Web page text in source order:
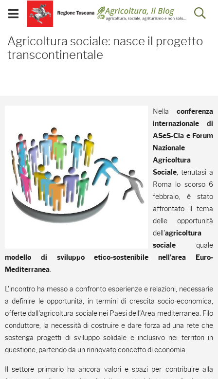
Skip to Main Content
Visualizza/chiudi
menu
mobile
Agricoltura sociale:
Agricoltura sociale: nasce il progetto
transcontinentale
Nella conferenza
internazionale di
ASeS-Cia e Forum
Nazionale
Agricoltura
Sociale, tenutasi a
Roma lo scorso 6
febbraio, è stato
affrontato il tema
delle opportunità
dell'agricoltura
sociale quale
modello di sviluppo etico-sostenibile nell'area Euro-
Mediterranea.
L'incontro ha messo a confronto esperienze e relazioni, necessarie
a definire le opportunità, in termini di crescita socio-economica,
offerte dall'agricoltura sociale nei Paesi dell'Area mediterranea. Filo
conduttore, la necessità di costruire e dare forza ad una rete che
sostenga progetti di sviluppo solidale e inclusivo nei territori in
questione, partendo da un rinnovato concetto di economia.
Il settore primario ha ancora valori e spazi per contribuire alla